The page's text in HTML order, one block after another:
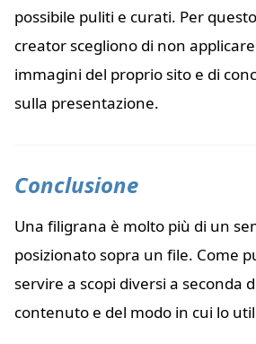
possibile puliti e curati. Per
creator scegliono di non
immagini del proprio sito e di
sulla presentazione.
Conclusione
Una filigrana è molto più di un
posizionato sopra un file. Come
servire a scopi diversi a seconda
contenuto e del modo in cui lo